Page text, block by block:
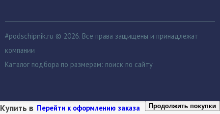
#podschipnik.ru © 2026. Все права защищены и принадлежат
компании
Каталог подбора по размерам: поиск по сайту
Продолжить покупки
Перейти к оформлению заказа
Купить в